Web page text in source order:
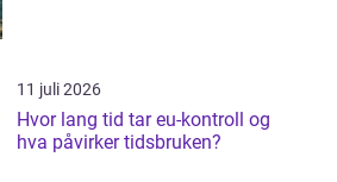
11 juli 2026
Hvor lang tid tar eu-kontroll og
hva påvirker tidsbruken?